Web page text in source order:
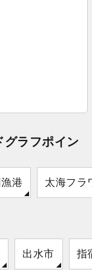
グラフポイン
港 太海フラ
出水市 指